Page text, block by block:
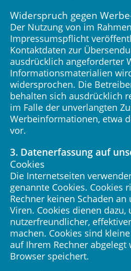
Widerspruch gegen
Der Nutzung von im
Impressumspflicht
Kontaktdaten zur
ausdrücklich angeforderter
Informationsmaterialien
widersprochen. Die
behalten sich ausdrücklich
im Falle der unverlangten
Werbeinformationen, etwa
vor.
3. Datenerfassung auf
Cookies
Die Internetseiten
genannte Cookies. Cookies
Rechner keinen Schaden
Viren. Cookies dienen dazu,
nutzerfreundlicher,
machen. Cookies sind
auf Ihrem Rechner
Browser speichert.